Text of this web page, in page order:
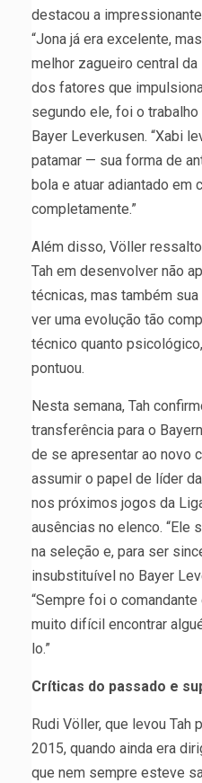
destacou a
“Jona já era excelente,
melhor zagueiro central da
dos fatores que
segundo ele, foi o
Bayer Leverkusen. “Xabi
patamar — sua forma de
bola e atuar adiantado em
completamente.”
Além disso, Völler
Tah em desenvolver não
técnicas, mas também sua
ver uma evolução tão
técnico quanto
pontuou.
Nesta semana, Tah
transferência para o
de se apresentar ao novo
assumir o papel de líder
nos próximos jogos da
ausências no elenco. “Ele
na seleção e, para ser
insubstituível no Bayer
“Sempre foi o
muito difícil encontrar
lo.”
Críticas do passado e
Rudi Völler, que levou Tah
2015, quando ainda era
que nem sempre esteve